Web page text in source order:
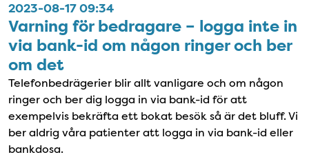
2023-08-17 09:34
Varning för bedragare – logga inte in
via bank-id om någon ringer och ber
om det
Telefonbedrägerier blir allt vanligare och om någon
ringer och ber dig logga in via bank-id för att
exempelvis bekräfta ett bokat besök så är det bluff. Vi
ber aldrig våra patienter att logga in via bank-id eller
bankdosa.